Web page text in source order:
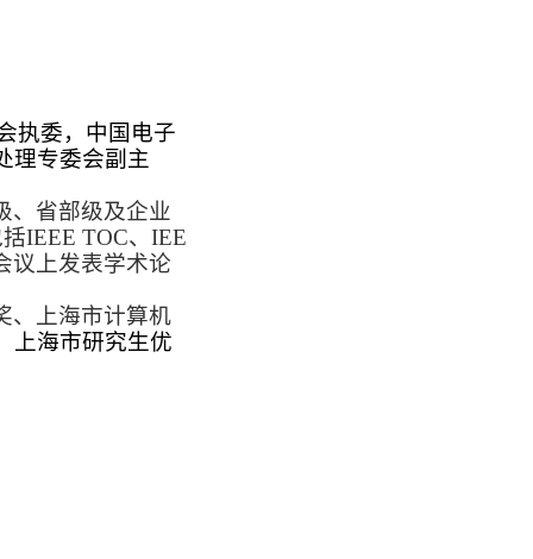
执委，中国电子
理专委会副主
、省部级及企业
IEEE TOC、IEE
议上发表学术论
、上海市计算机
上海市研究生优